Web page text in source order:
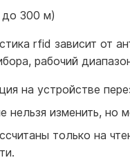
до 300 м)
rfid зависит от
рабочий
на устройстве
нельзя изменить, но
только на